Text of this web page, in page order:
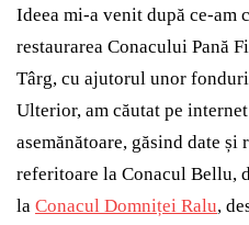
Ideea mi-a venit după ce-am
restaurarea Conacului Pană
Târg, cu ajutorul unor
Ulterior, am căutat pe
asemănătoare, găsind date și
referitoare la Conacul Bellu,
la Conacul Domniței Ralu,